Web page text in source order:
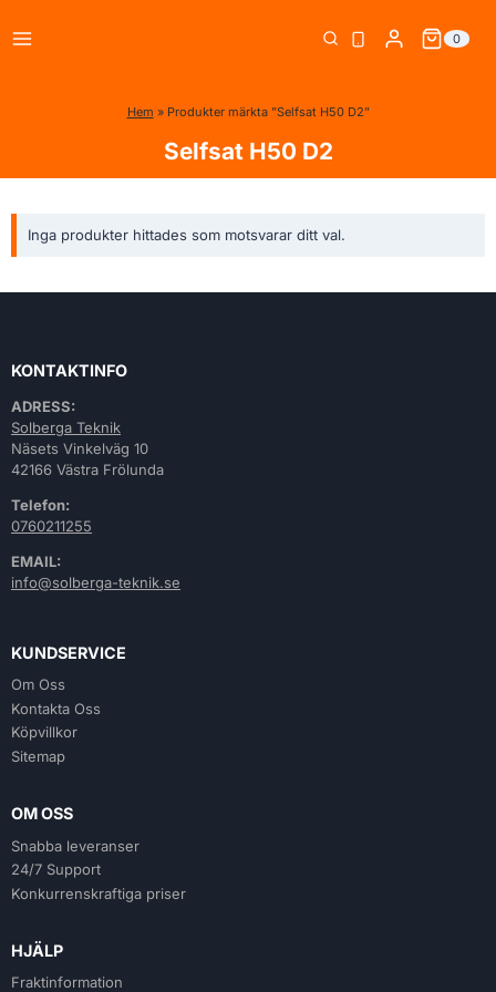
to
0
Hem » Produkter märkta ”Selfsat H50 D2”
Selfsat H50 D2
Inga produkter hittades som motsvarar ditt val.
KONTAKTINFO
ADRESS:
Solberga Teknik
Näsets Vinkelväg 10
42166 Västra Frölunda
Telefon:
0760211255
EMAIL:
info@solberga-teknik.se
KUNDSERVICE
Om Oss
Kontakta Oss
Köpvillkor
Sitemap
OM OSS
Snabba leveranser
24/7 Support
Konkurrenskraftiga priser
HJÄLP
Fraktinformation